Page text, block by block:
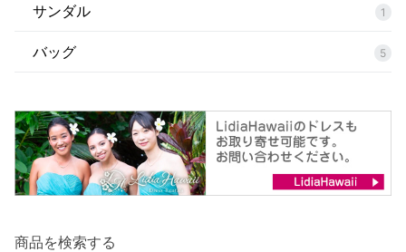
サンダル 1
バッグ 5
商品を検索する